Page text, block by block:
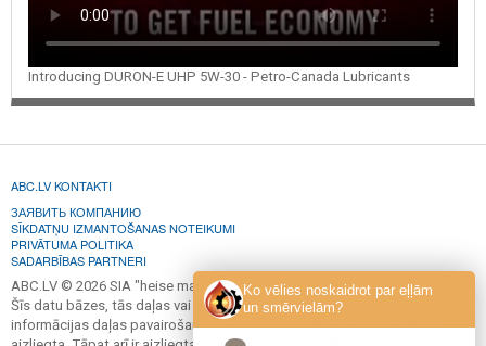
Introducing DURON-E UHP 5W-30 - Petro-Canada Lubricants
ABC.LV KONTAKTI
ЗАЯВИТЬ КОМПАНИЮ
SĪKDATŅU IZMANTOŠANAS NOTEIKUMI
PRIVĀTUMA POLITIKA
SADARBĪBAS PARTNERI
ABC.LV © 2026 SIA "heise marketing".
Šīs datu bāzes, tās daļas vai datu bāzē iekļautās informācijas, vai
informācijas daļas pavairošana vai izplatīšana jebkādā formā stingri
Ko vēlies noskaidrot par eļļām
un smērvielām?